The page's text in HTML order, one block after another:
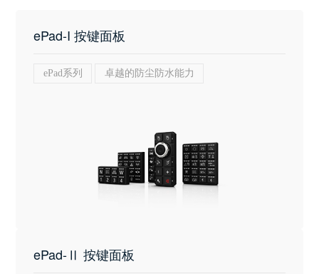
ePad-I 按键面板
ePad系列 卓越的防尘防水能力
ePad-Ⅱ 按键面板